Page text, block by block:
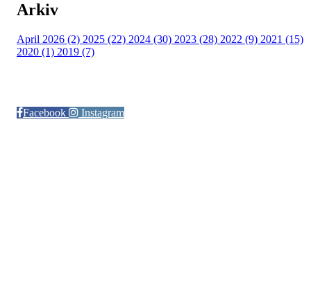
Arkiv
April 2026 (2) 2025 (22) 2024 (30) 2023 (28) 2022 (9) 2021 (15)
2020 (1) 2019 (7)
Facebook
Instagram